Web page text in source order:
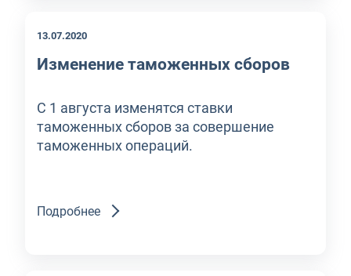
13.07.2020
Изменение таможенных сборов
С 1 августа изменятся ставки
таможенных сборов за совершение
таможенных операций.
Подробнее